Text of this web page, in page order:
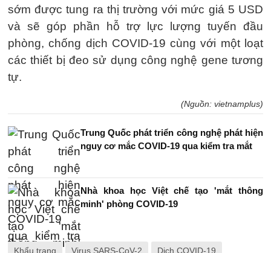
sớm được tung ra thị trường với mức giá 5 USD
và sẽ góp phần hỗ trợ lực lượng tuyến đầu
phòng, chống dịch COVID-19 cùng với một loạt
các thiết bị đeo sử dụng công nghệ gene tương
tự.
(Nguồn: vietnamplus)
Trung Quốc phát triển công nghệ phát hiện
nguy cơ mắc COVID-19 qua kiểm tra mắt
Nhà khoa học Việt chế tạo 'mắt thông
minh' phòng COVID-19
Khẩu trang Virus SARS-CoV-2 Dịch COVID-19